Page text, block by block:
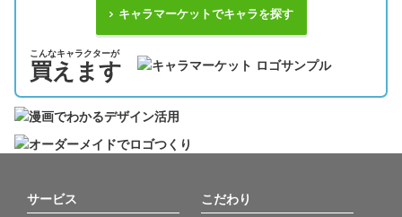
キャラマーケットでキャラを探す
こんなキャラクターが
買えます
サービス こだわり